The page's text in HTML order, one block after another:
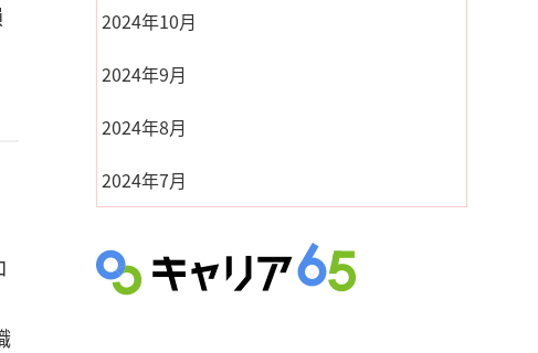
2024年10月
2024年9月
2024年8月
2024年7月